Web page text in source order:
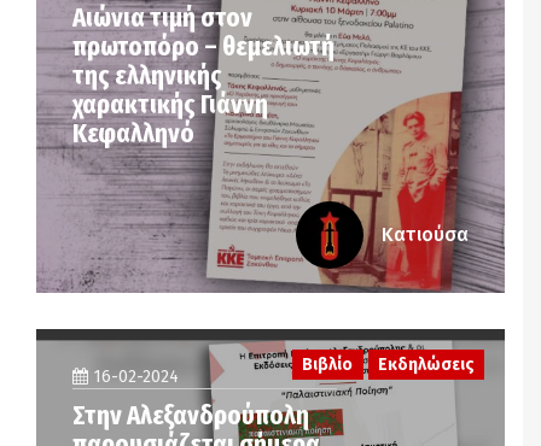
Αιώνια τιμή στον
πρωτοπόρο – θεμελιωτή
της ελληνικής
χαρακτικής Γιάννη
Κεφαλληνό
Κατιούσα
16-02-2024
Στην Αλεξανδρούπολη
Βιβλίο Εκδηλώσεις